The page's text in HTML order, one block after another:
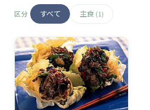
区分 すべて 主食 (1)